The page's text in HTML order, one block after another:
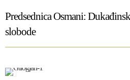
Predsednica Osmani:
slobode